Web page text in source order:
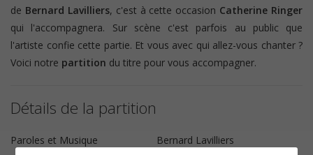
de Bernard Lavilliers, c'est à cette occasion Catherine Ringer
qui l'accompagnera. Sur scène c'est parfois au public que
l'artiste confie cette partie. Et vous avec qui allez-vous chanter ?
Voici notre partition du titre pour vous accompagner.
Détails de la partition
Paroles et Musique
Bernard Lavilliers